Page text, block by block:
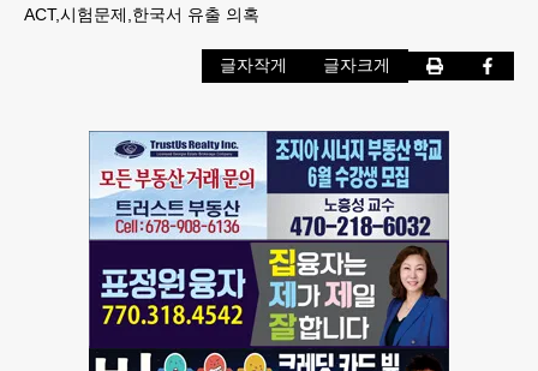
ACT,시험문제,한국서 유출 의혹
글자작게 글자크게